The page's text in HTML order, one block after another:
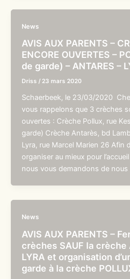
News
AVIS AUX PARENTS –
ENCORE OUVERTES –
de garde) – ANTARES –
Driss / 23 mars 2020
Schaerbeek, le 23/03/2020
vous rappelons que 3 crèches
ouvertes : Crèche Pollux, rue
garde) Crèche Antarès, bd
Lyra, rue Marcel Marien 26 Afin
organiser au mieux pour
nous vous demandons de nous
News
AVIS AUX PARENTS –
crèches SAUF la crèche
LYRA et organisation
garde à la crèche